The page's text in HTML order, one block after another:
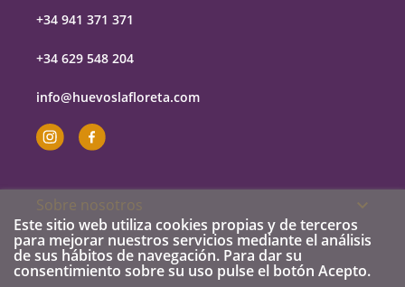
+34 941 371 371
+34 629 548 204
info@huevoslafloreta.com
Sobre nosotros 
Este sitio web utiliza cookies propias y de terceros
para mejorar nuestros servicios mediante el análisis
de sus hábitos de navegación. Para dar su
consentimiento sobre su uso pulse el botón Acepto.